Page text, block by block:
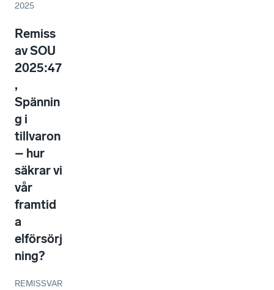
2025
Remiss
av SOU
2025:47
,
Spännin
g i
tillvaron
– hur
säkrar vi
vår
framtid
a
elförsörj
ning?
REMISSVAR